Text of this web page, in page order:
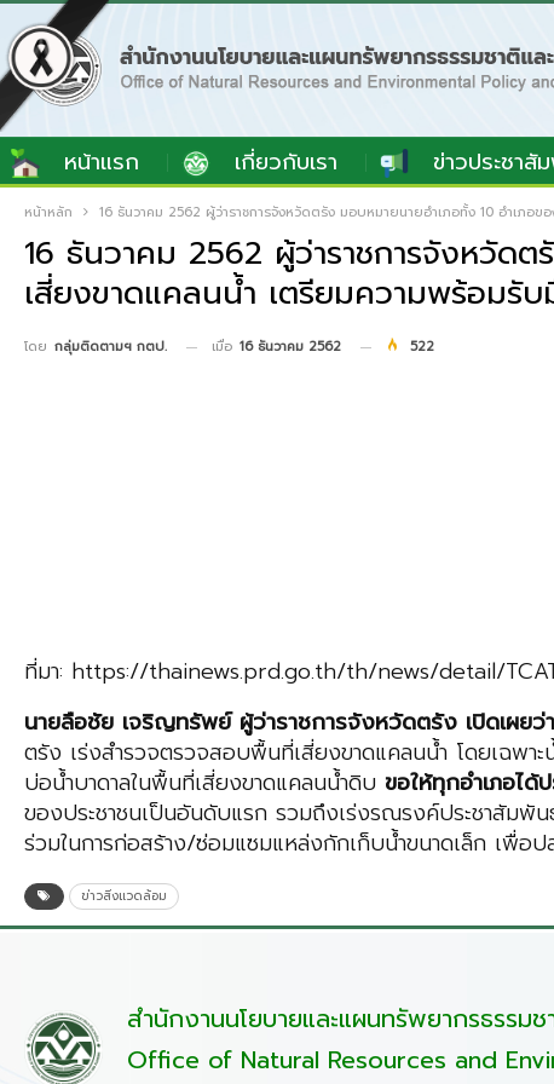
หน้าแรก เกี่ยวกับเรา ข่าวประชาสั
หน้าหลัก 16 ธันวาคม 2562 ผู้ว่าราชการจังหวัดตรัง มอบหมายนายอำเภอทั้ง 10 อำเภ
16 ธันวาคม 2562 ผู้ว่าราชการจังหวัด
เสี่ยงขาดแคลนน้ำ เตรียมความพร้อมรั
โดย กลุ่มติดตามฯ กตป. เมื่อ 16 ธันวาคม 2562 522
ที่มา: https://thainews.prd.go.th/th/news/detail/
นายลือชัย เจริญทรัพย์ ผู้ว่าราชการจังหวัดตรัง เปิดเผยว่า
ตรัง เร่งสำรวจตรวจสอบพื้นที่เสี่ยงขาดแคลนน้ำ โดยเฉพา
บ่อน้ำบาดาลในพื้นที่เสี่ยงขาดแคลนน้ำดิบ ขอให้ทุกอำเภอไ
ของประชาชนเป็นอันดับแรก รวมถึงเร่งรณรงค์ประชาสัมพั
ร่วมในการก่อสร้าง/ซ่อมแซมแหล่งกักเก็บน้ำขนาดเล็ก เพื่อ
ข่าวสิ่งแวดล้อม
สำนักงานนโยบายและแผนทรัพยากรธรรม
Office of Natural Resources and